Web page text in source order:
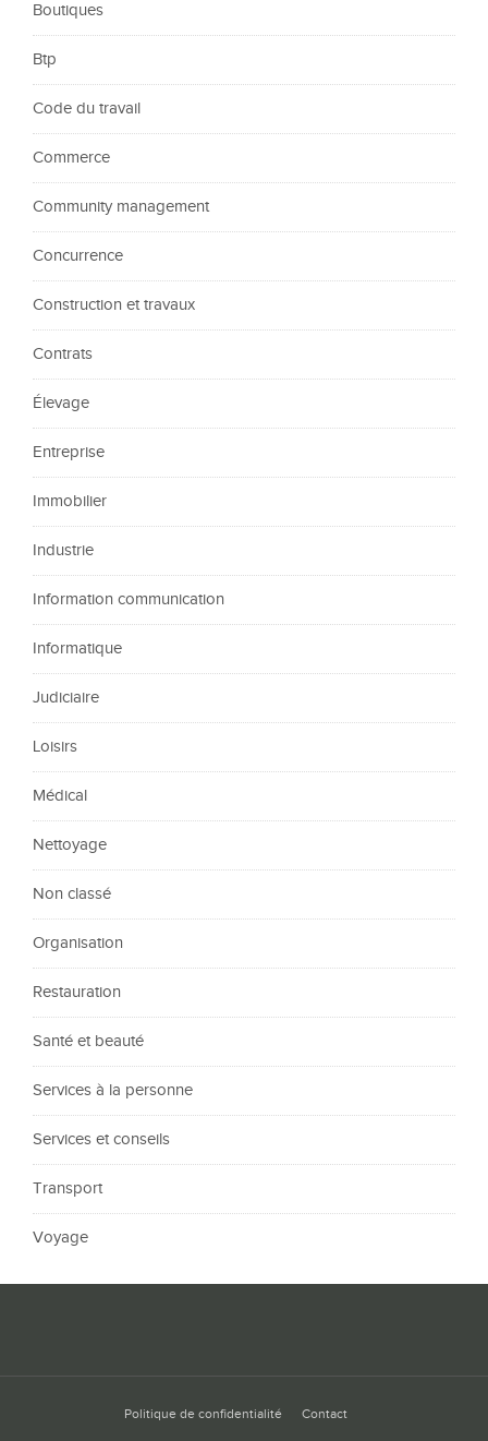
Boutiques
Btp
Code du travail
Commerce
Community management
Concurrence
Construction et travaux
Contrats
Élevage
Entreprise
Immobilier
Industrie
Information communication
Informatique
Judiciaire
Loisirs
Médical
Nettoyage
Non classé
Organisation
Restauration
Santé et beauté
Services à la personne
Services et conseils
Transport
Voyage
Politique de confidentialité Contact